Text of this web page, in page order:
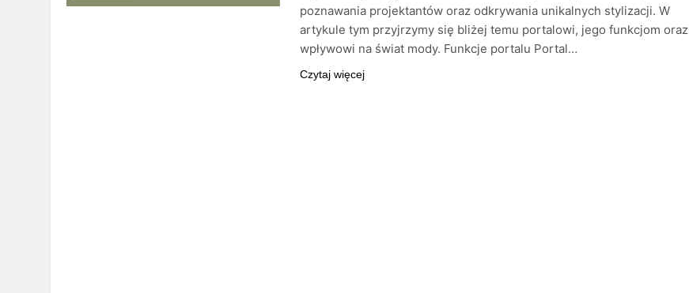
poznawania projektantów oraz odkrywania unikalnych stylizacji. W
artykule tym przyjrzymy się bliżej temu portalowi, jego funkcjom oraz
wpływowi na świat mody. Funkcje portalu Portal…
Czytaj więcej